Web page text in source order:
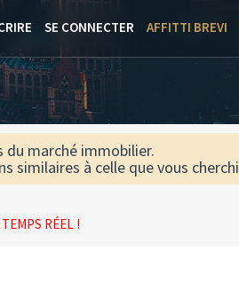
SE CONNECTER AFFITTI BREVI
marché immobilier.
similaires à celle que vous
RÉEL !